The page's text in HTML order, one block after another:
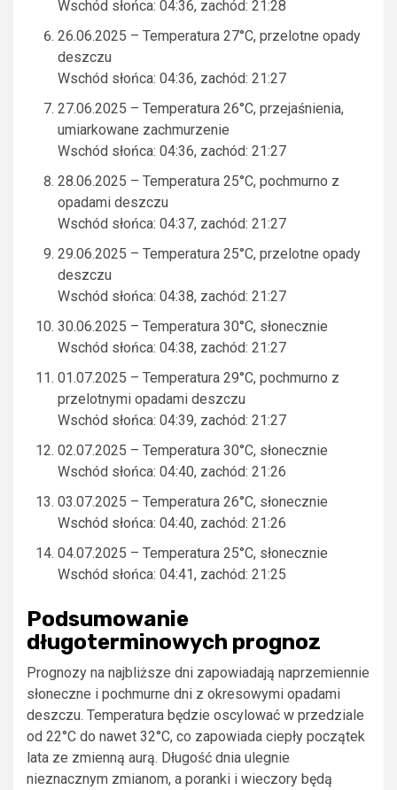
Wschód słońca: 04:36, zachód: 21:28
26.06.2025 – Temperatura 27°C, przelotne opady
deszczu
Wschód słońca: 04:36, zachód: 21:27
27.06.2025 – Temperatura 26°C, przejaśnienia,
umiarkowane zachmurzenie
Wschód słońca: 04:36, zachód: 21:27
28.06.2025 – Temperatura 25°C, pochmurno z
opadami deszczu
Wschód słońca: 04:37, zachód: 21:27
29.06.2025 – Temperatura 25°C, przelotne opady
deszczu
Wschód słońca: 04:38, zachód: 21:27
30.06.2025 – Temperatura 30°C, słonecznie
Wschód słońca: 04:38, zachód: 21:27
01.07.2025 – Temperatura 29°C, pochmurno z
przelotnymi opadami deszczu
Wschód słońca: 04:39, zachód: 21:27
02.07.2025 – Temperatura 30°C, słonecznie
Wschód słońca: 04:40, zachód: 21:26
03.07.2025 – Temperatura 26°C, słonecznie
Wschód słońca: 04:40, zachód: 21:26
04.07.2025 – Temperatura 25°C, słonecznie
Wschód słońca: 04:41, zachód: 21:25
Podsumowanie
długoterminowych prognoz
Prognozy na najbliższe dni zapowiadają naprzemiennie
słoneczne i pochmurne dni z okresowymi opadami
deszczu. Temperatura będzie oscylować w przedziale
od 22°C do nawet 32°C, co zapowiada ciepły początek
lata ze zmienną aurą. Długość dnia ulegnie
nieznacznym zmianom, a poranki i wieczory będą